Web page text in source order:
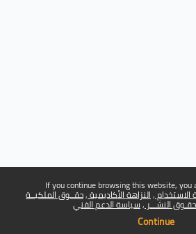
If you continue browsing this website, you
النزاهة الأكاديمية حقــوق الملكيــة
النشـــر سياسة الدعم الفني
Continue